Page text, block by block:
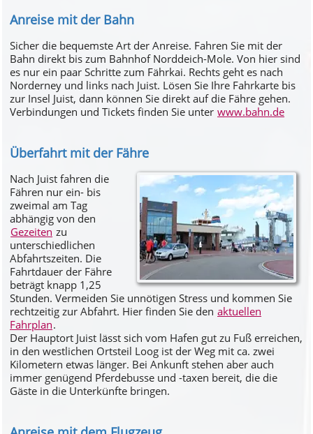
Anreise mit der Bahn
Sicher die bequemste Art der Anreise. Fahren Sie mit der
Bahn direkt bis zum Bahnhof Norddeich-Mole. Von hier sind
es nur ein paar Schritte zum Fährkai. Rechts geht es nach
Norderney und links nach Juist. Lösen Sie Ihre Fahrkarte bis
zur Insel Juist, dann können Sie direkt auf die Fähre gehen.
Verbindungen und Tickets finden Sie unter www.bahn.de
Überfahrt mit der Fähre
Nach Juist fahren die
Fähren nur ein- bis
zweimal am Tag
abhängig von den
Gezeiten zu
unterschiedlichen
Abfahrtszeiten. Die
Fahrtdauer der Fähre
beträgt knapp 1,25
Stunden. Vermeiden Sie unnötigen Stress und kommen Sie
rechtzeitig zur Abfahrt. Hier finden Sie den aktuellen
Fahrplan.
Der Hauptort Juist lässt sich vom Hafen gut zu Fuß erreichen,
in den westlichen Ortsteil Loog ist der Weg mit ca. zwei
Kilometern etwas länger. Bei Ankunft stehen aber auch
immer genügend Pferdebusse und -taxen bereit, die die
Gäste in die Unterkünfte bringen.